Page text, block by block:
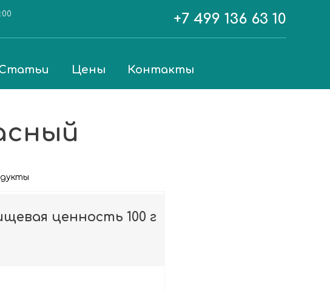
+7 499 136 63 10
Цены Контакты
ценность 100 г